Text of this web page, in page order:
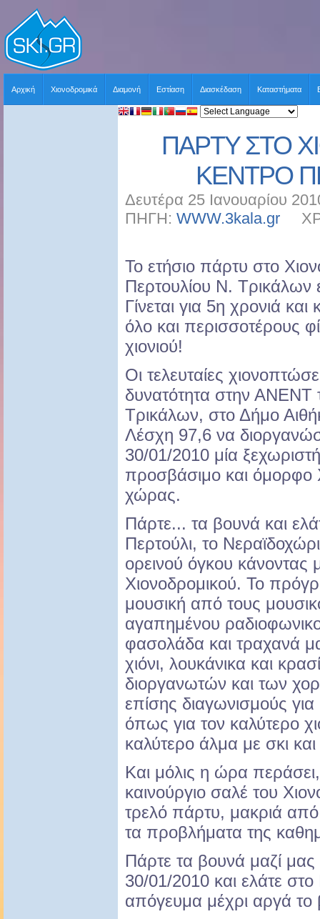
Αρχική Χιονοδρομικά Διαμονή Εστίαση Διασκέδαση Καταστήματα
ΠΑΡΤΥ ΣΤΟ
ΚΕΝΤΡΟ
Δευτέρα 25 Ιανουαρίου
ΠΗΓΗ: WWW.3kala.gr
Το ετήσιο πάρτυ στο
Περτουλίου Ν. Τρικάλων
Γίνεται για 5η χρονιά
όλο και περισσοτέρους
χιονιού!
Οι τελευταίες
δυνατότητα στην ΑΝΕΝΤ
Τρικάλων, στο Δήμο
Λέσχη 97,6 να
30/01/2010 μία
προσβάσιμο και όμορφο
χώρας.
Πάρτε... τα βουνά και
Περτούλι, το
ορεινού όγκου κάνοντας
Χιονοδρομικού. Το
μουσική από τους
αγαπημένου
φασολάδα και τραχανά
χιόνι, λουκάνικα και
διοργανωτών και των
επίσης διαγωνισμούς
όπως για τον καλύτερο
καλύτερο άλμα με σκι
Και μόλις η ώρα
καινούργιο σαλέ του
τρελό πάρτυ, μακριά
τα προβλήματα της
Πάρτε τα βουνά μαζί
30/01/2010 και ελάτε
απόγευμα μέχρι αργά το